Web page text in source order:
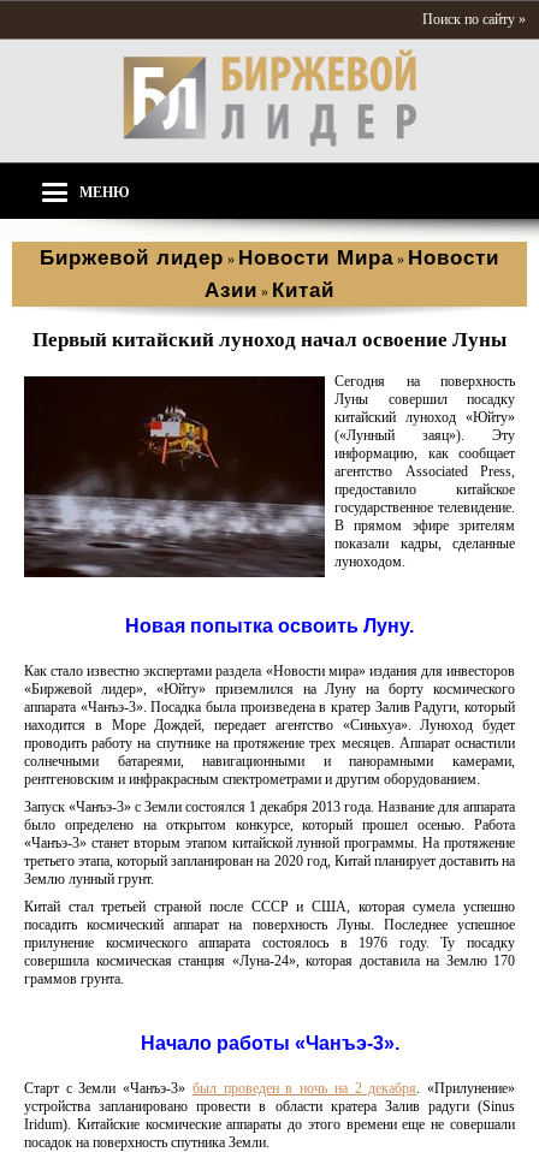
Поиск по сайту »
МЕНЮ
Биржевой лидер » Новости Мира » Новости
Азии » Китай
Первый китайский луноход начал освоение Луны
Сегодня на поверхность
Луны совершил посадку
китайский луноход «Юйту»
(«Лунный заяц»). Эту
информацию, как сообщает
агентство Associated Press,
предоставило китайское
государственное телевидение.
В прямом эфире зрителям
показали кадры, сделанные
луноходом.
Новая попытка освоить Луну.
Как стало известно экспертами раздела «Новости мира» издания для инвесторов
«Биржевой лидер», «Юйту» приземлился на Луну на борту космического
аппарата «Чанъэ-3». Посадка была произведена в кратер Залив Радуги, который
находится в Море Дождей, передает агентство «Синьхуа». Луноход будет
проводить работу на спутнике на протяжение трех месяцев. Аппарат оснастили
солнечными батареями, навигационными и панорамными камерами,
рентгеновским и инфракрасным спектрометрами и другим оборудованием.
Запуск «Чанъэ-3» с Земли состоялся 1 декабря 2013 года. Название для аппарата
было определено на открытом конкурсе, который прошел осенью. Работа
«Чанъэ-3» станет вторым этапом китайской лунной программы. На протяжение
третьего этапа, который запланирован на 2020 год, Китай планирует доставить на
Землю лунный грунт.
Китай стал третьей страной после СССР и США, которая сумела успешно
посадить космический аппарат на поверхность Луны. Последнее успешное
прилунение космического аппарата состоялось в 1976 году. Ту посадку
совершила космическая станция «Луна-24», которая доставила на Землю 170
граммов грунта.
Начало работы «Чанъэ-3».
Старт с Земли «Чанъэ-3» был проведен в ночь на 2 декабря. «Прилунение»
устройства запланировано провести в области кратера Залив радуги (Sinus
Iridum). Китайские космические аппараты до этого времени еще не совершали
посадок на поверхность спутника Земли.